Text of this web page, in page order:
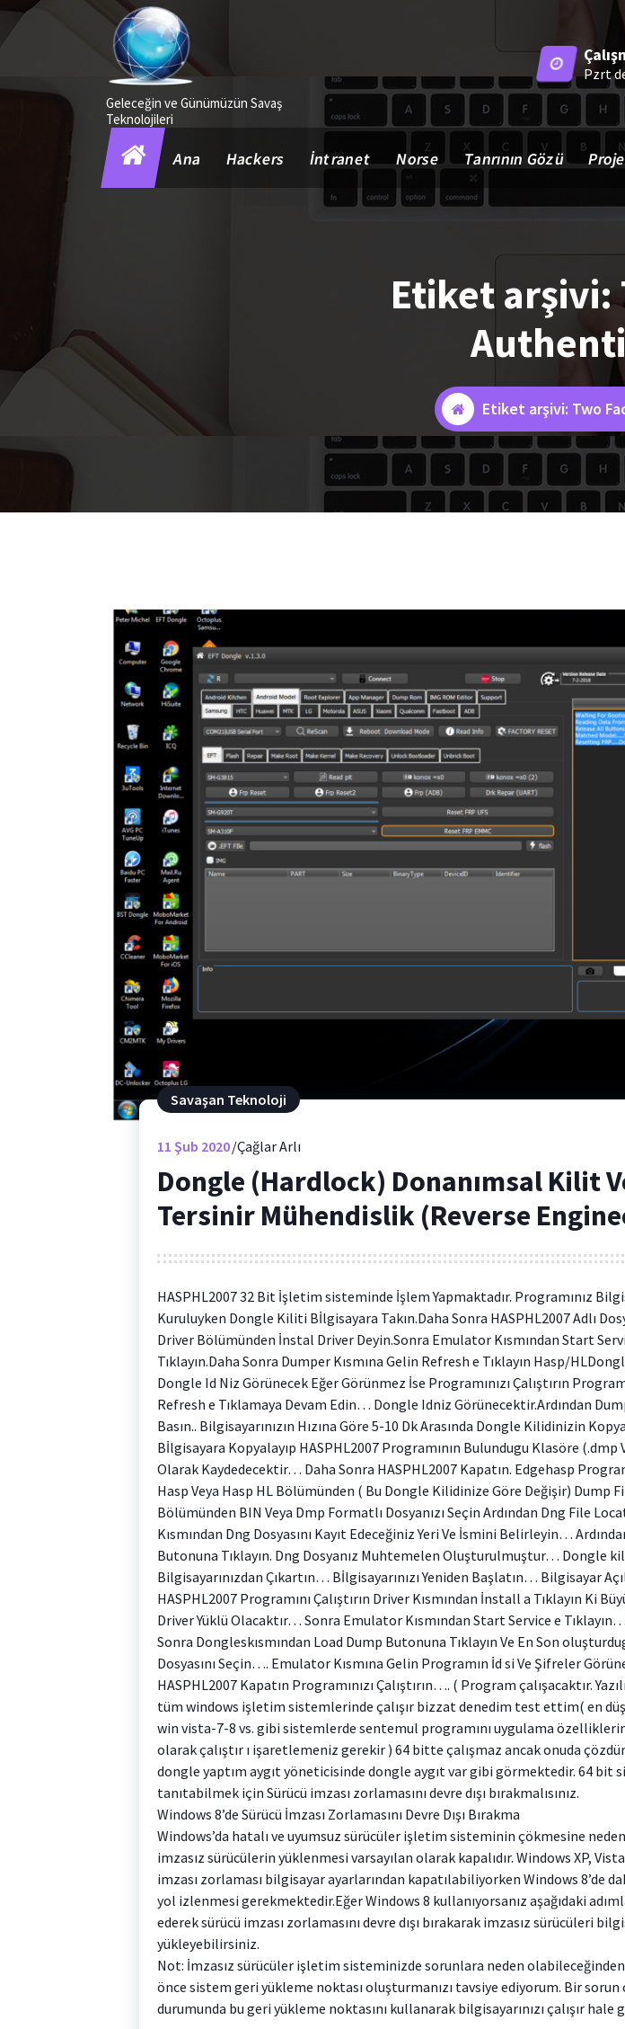
İçeriğe
geç
Geleceğin ve Günümüzün Savaş
Teknolojileri
Pzrt
Ana Hackers İntranet Norse Tanrının Gözü
Etiket arşivi:
Etiket arşivi: Two
Savaşan Teknoloji
11 Şub 2020 Çağlar Arlı
Dongle (Hardlock) Donanımsal Kilit
Tersinir Mühendislik (Reverse
HASPHL2007 32 Bit İşletim sisteminde İşlem Yapmaktadır. Programınız
Kuruluyken Dongle Kiliti Bİlgisayara Takın.Daha Sonra HASPHL2007 Adlı
Driver Bölümünden İnstal Driver Deyin.Sonra Emulator Kısmından Start
Tıklayın.Daha Sonra Dumper Kısmına Gelin Refresh e Tıklayın Hasp/
Dongle Id Niz Görünecek Eğer Görünmez İse Programınızı Çalıştırın
Refresh e Tıklamaya Devam Edin… Dongle Idniz Görünecektir.Ardından
Basın.. Bilgisayarınızın Hızına Göre 5-10 Dk Arasında Dongle Kilidinizin
Bİlgisayara Kopyalayıp HASPHL2007 Programının Bulundugu Klasöre (.dmp
Olarak Kaydedecektir… Daha Sonra HASPHL2007 Kapatın. Edgehasp
Hasp Veya Hasp HL Bölümünden ( Bu Dongle Kilidinize Göre Değişir) Dump
Bölümünden BIN Veya Dmp Formatlı Dosyanızı Seçin Ardından Dng File
Kısmından Dng Dosyasını Kayıt Edeceğiniz Yeri Ve İsmini Belirleyin…
Butonuna Tıklayın. Dng Dosyanız Muhtemelen Oluşturulmuştur… Dongle
Bilgisayarınızdan Çıkartın… Bİlgisayarınızı Yeniden Başlatın… Bilgisayar
HASPHL2007 Programını Çalıştırın Driver Kısmından İnstall a Tıklayın Ki
Driver Yüklü Olacaktır… Sonra Emulator Kısmından Start Service e
Sonra Dongleskısmından Load Dump Butonuna Tıklayın Ve En Son
Dosyasını Seçin…. Emulator Kısmına Gelin Programın İd si Ve Şifreler
HASPHL2007 Kapatın Programınızı Çalıştırın…. ( Program çalışacaktır.
tüm windows işletim sistemlerinde çalışır bizzat denedim test ettim( en
win vista-7-8 vs. gibi sistemlerde sentemul programını uygulama
olarak çalıştır ı işaretlemeniz gerekir ) 64 bitte çalışmaz ancak onuda
dongle yaptım aygıt yöneticisinde dongle aygıt var gibi görmektedir. 64 bit
tanıtabilmek için Sürücü imzası zorlamasını devre dışı bırakmalısınız.
Windows 8’de Sürücü İmzası Zorlamasını Devre Dışı Bırakma
Windows’da hatalı ve uyumsuz sürücüler işletim sisteminin çökmesine
imzasız sürücülerin yüklenmesi varsayılan olarak kapalıdır. Windows XP, Vista
imzası zorlaması bilgisayar ayarlarından kapatılabiliyorken Windows 8’de
yol izlenmesi gerekmektedir.Eğer Windows 8 kullanıyorsanız aşağıdaki
ederek sürücü imzası zorlamasını devre dışı bırakarak imzasız sürücüleri
yükleyebilirsiniz.
Not: İmzasız sürücüler işletim sisteminizde sorunlara neden
önce sistem geri yükleme noktası oluşturmanızı tavsiye ediyorum. Bir sorun
durumunda bu geri yükleme noktasını kullanarak bilgisayarınızı çalışır